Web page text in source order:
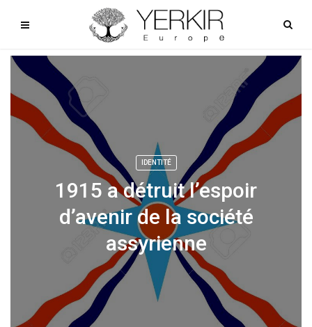
IDENTITÉ
1915 a détruit l’espoir
d’avenir de la société
assyrienne